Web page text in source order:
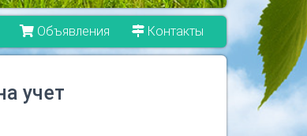
Объявления Контакты
учет